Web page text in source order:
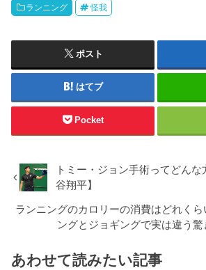
ランニング 怪我
ポスト
はてブ
Pocket
トミー・ジョン手術ってどん
谷翔平】
ランニングのカロリーの消費はどれくら
ングとジョギングで実は違う驚
あわせて読みたい記事